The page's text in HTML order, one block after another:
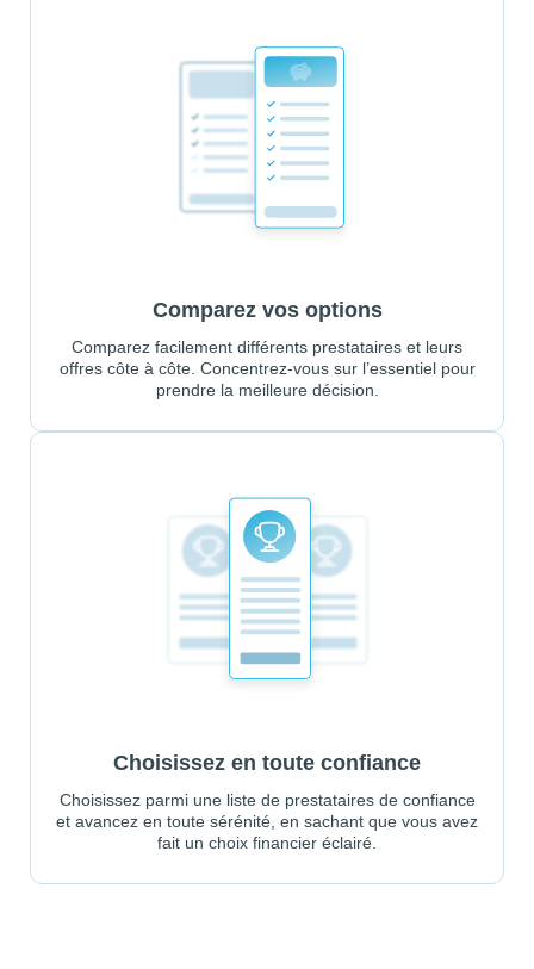
Comparez vos options
Comparez facilement différents prestataires et leurs
offres côte à côte. Concentrez-vous sur l’essentiel pour
prendre la meilleure décision.
Choisissez en toute confiance
Choisissez parmi une liste de prestataires de confiance
et avancez en toute sérénité, en sachant que vous avez
fait un choix financier éclairé.